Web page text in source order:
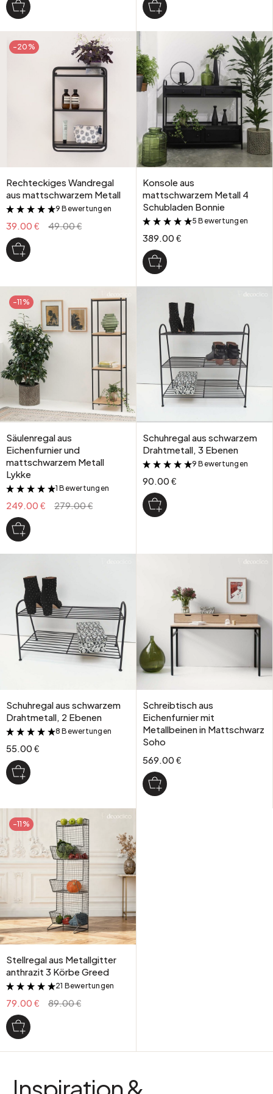
-20%
Rechteckiges Wandregal
aus mattschwarzem Metall
&
9 Bewertungen
39.00 € 49.00 €
Konsole aus
mattschwarzem Metall 4
Schubladen Bonnie
&
5 Bewertungen
389.00 €
-11%
Säulenregal aus
Eichenfurnier und
mattschwarzem Metall
Lykke
&
1 Bewertungen
249.00 € 279.00 €
Schuhregal aus schwarzem
Drahtmetall, 3 Ebenen
&
9 Bewertungen
90.00 €
Schuhregal aus schwarzem
Drahtmetall, 2 Ebenen
&
8 Bewertungen
55.00 €
Schreibtisch aus
Eichenfurnier mit
Metallbeinen in Mattschwarz
Soho
569.00 €
-11%
Stellregal aus Metallgitter
anthrazit 3 Körbe Greed
&
21 Bewertungen
79.00 € 89.00 €